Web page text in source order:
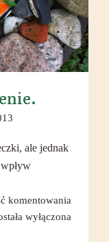
ale jednak
komentowania
wyłączona